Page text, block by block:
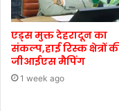
एड्स मुक्त देहरादून का
संकल्प,हाई रिस्क क्षेत्रों
जीआईएस मैपिंग
1 week ago